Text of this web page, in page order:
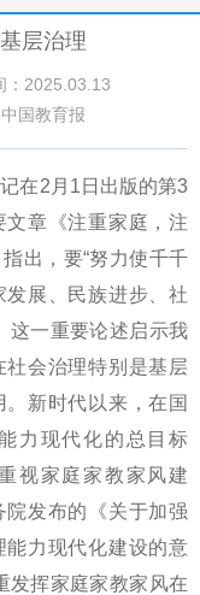
层治理
：2025.03.13
国教育报
2月1日出版的第3
章《注重家庭，注
出，要“努力使千千
展、民族进步、社
这一重要论述启示我
会治理特别是基层
新时代以来，在国
力现代化的总目标
视家庭家教家风建
发布的《关于加强
力现代化建设的意
发挥家庭家教家风在